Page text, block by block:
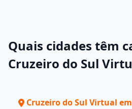
Quais cidades têm
Cruzeiro do Sul
Cruzeiro do Sul Virtual